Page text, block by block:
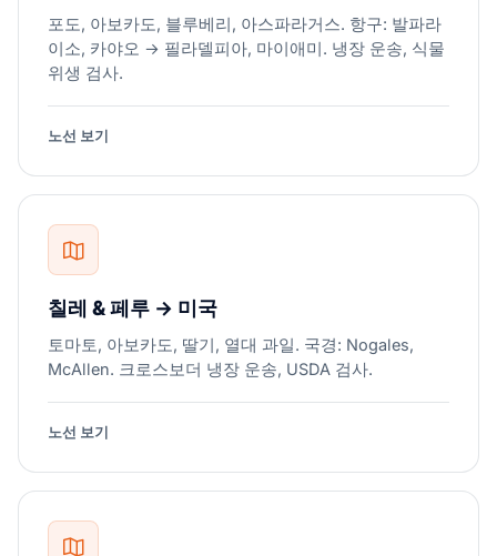
포도, 아보카도, 블루베리, 아스파라거스. 항구: 발파라
이소, 카야오 → 필라델피아, 마이애미. 냉장 운송, 식물
위생 검사.
노선 보기
칠레 & 페루 → 미국
토마토, 아보카도, 딸기, 열대 과일. 국경: Nogales,
McAllen. 크로스보더 냉장 운송, USDA 검사.
노선 보기